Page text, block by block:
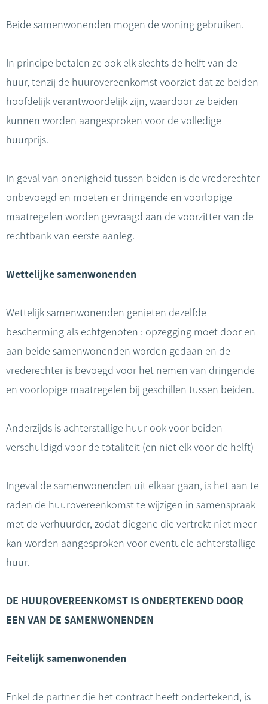
Beide samenwonenden mogen de woning gebruiken.
In principe betalen ze ook elk slechts de helft van de
huur, tenzij de huurovereenkomst voorziet dat ze beiden
hoofdelijk verantwoordelijk zijn, waardoor ze beiden
kunnen worden aangesproken voor de volledige
huurprijs.
In geval van onenigheid tussen beiden is de vrederechter
onbevoegd en moeten er dringende en voorlopige
maatregelen worden gevraagd aan de voorzitter van de
rechtbank van eerste aanleg.
Wettelijke samenwonenden
Wettelijk samenwonenden genieten dezelfde
bescherming als echtgenoten : opzegging moet door en
aan beide samenwonenden worden gedaan en de
vrederechter is bevoegd voor het nemen van dringende
en voorlopige maatregelen bij geschillen tussen beiden.
Anderzijds is achterstallige huur ook voor beiden
verschuldigd voor de totaliteit (en niet elk voor de helft)
Ingeval de samenwonenden uit elkaar gaan, is het aan te
raden de huurovereenkomst te wijzigen in samenspraak
met de verhuurder, zodat diegene die vertrekt niet meer
kan worden aangesproken voor eventuele achterstallige
huur.
DE HUUROVEREENKOMST IS ONDERTEKEND DOOR
EEN VAN DE SAMENWONENDEN
Feitelijk samenwonenden
Enkel de partner die het contract heeft ondertekend, is